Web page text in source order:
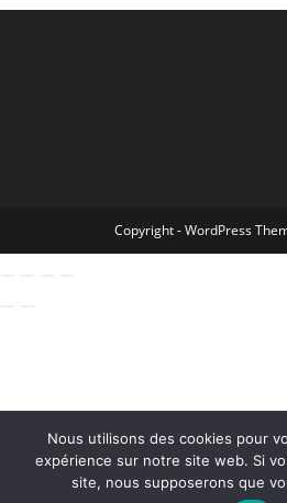
Copyright - WordPress
Nous utilisons des cookies pour
expérience sur notre site web. Si
site, nous supposerons que